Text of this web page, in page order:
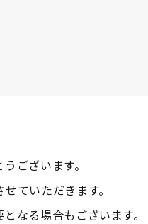
ございます。
ていただきます。
なる場合もございます。